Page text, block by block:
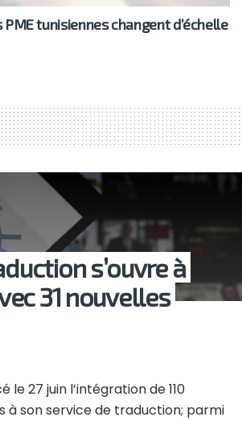
tunisiennes changent d’échelle
s’ouvre à
31 nouvelles
le 27 juin l’intégration de 110
à son service de traduction; parmi